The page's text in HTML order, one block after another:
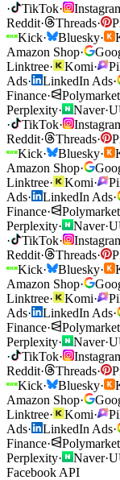
· TikTok·
Reddit· Threads·
Kick· Bluesky·
Amazon Shop·
Linktree· Komi·
Ads· LinkedIn Ads·
Finance· Polymarket
Perplexity· Naver·U
·
TikTok·
Reddit· Threads·
Kick· Bluesky·
Amazon Shop·
Linktree· Komi·
Ads· LinkedIn Ads·
Finance· Polymarket
Perplexity· Naver·U
·
TikTok·
Reddit· Threads·
Kick· Bluesky·
Amazon Shop·
Linktree· Komi·
Ads· LinkedIn Ads·
Finance· Polymarket
Perplexity· Naver·U
·
TikTok·
Reddit· Threads·
Kick· Bluesky·
Amazon Shop·
Linktree· Komi·
Ads· LinkedIn Ads·
Finance· Polymarket
Perplexity· Naver·U
Facebook API